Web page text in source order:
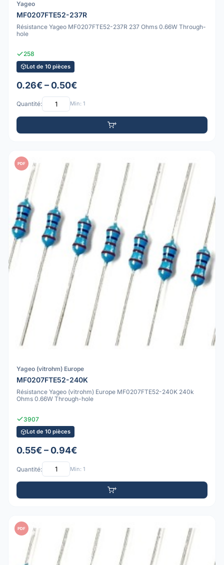
Yageo
MF0207FTE52-237R
Résistance Yageo MF0207FTE52-237R 237 Ohms 0.66W Through-
hole
258
Lot de 10 pièces
0.26€ – 0.50€
Quantité: Min: 1
PDF
Yageo (vitrohm) Europe
MF0207FTE52-240K
Résistance Yageo (vitrohm) Europe MF0207FTE52-240K 240k
Ohms 0.66W Through-hole
3907
Lot de 10 pièces
0.55€ – 0.94€
Quantité: Min: 1
PDF